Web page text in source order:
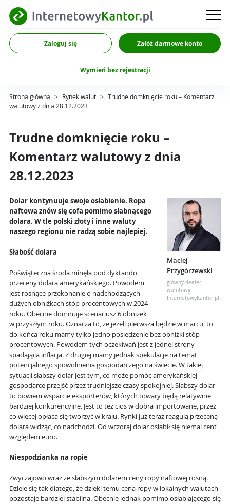
Zaloguj się Załóż darmowe konto
Wymień bez rejestracji
Strona główna > Rynek walut > Trudne domknięcie roku – Komentarz
walutowy z dnia 28.12.2023
Trudne domknięcie roku –
Komentarz walutowy z dnia
28.12.2023
Maciej
Przygórzewski
główny dealer
walutowy
InternetowyKantor.pl
Dolar kontynuuje swoje osłabienie. Ropa
naftowa znów się cofa pomimo słabnącego
dolara. W tle polski złoty i inne waluty
naszego regionu nie radzą sobie najlepiej.
Słabość dolara
Poświąteczna środa minęła pod dyktando
przeceny dolara amerykańskiego. Powodem
jest rosnące przekonanie o nadchodzących
dużych obniżkach stóp procentowych w 2024
roku. Obecnie dominuje scenariusz 6 obniżek
w przyszłym roku. Oznacza to, że jeżeli pierwsza będzie w marcu, to
do końca roku mamy tylko jedno posiedzenie bez obniżki stóp
procentowych. Powodem tych oczekiwań jest z jednej strony
spadająca inflacja. Z drugiej mamy jednak spekulacje na temat
potencjalnego spowolnienia gospodarczego na świecie. W takiej
sytuacji słabszy dolar jest tym, co może pomóc amerykańskiej
gospodarce przejść przez trudniejsze czasy spokojniej. Słabszy dolar
to bowiem wsparcie eksporterów, których towary będą relatywnie
bardziej konkurencyjne. Jest to też cios w dobra importowane, przez
co więcej opłaca się tworzyć w kraju. Rynki już teraz reagują przeceną
dolara widząc, co nadchodzi. Od wczoraj dolar osłabił się niemal cent
względem euro.
Niespodzianka na ropie
Zwyczajowo wraz ze słabszym dolarem ceny ropy naftowej rosną.
Dzieje się tak dlatego, że dzięki temu cena ropy w lokalnych walutach
pozostaje bardziej stabilna. Obecnie jednak pomimo osłabiającego się